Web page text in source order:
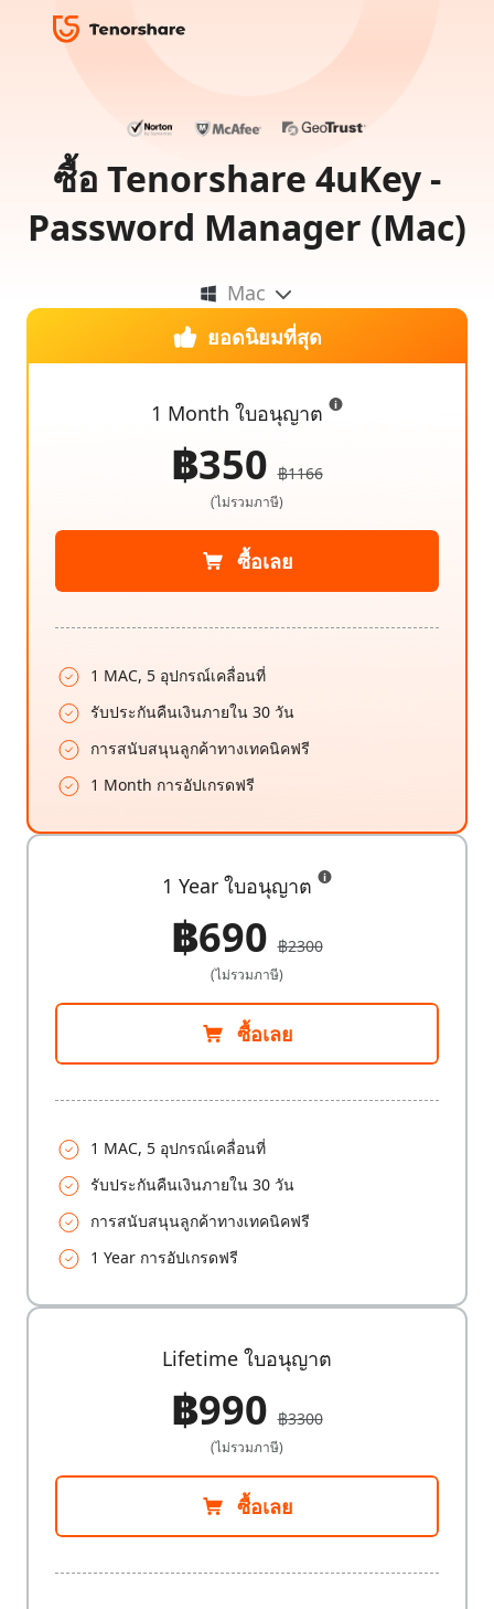
ซื้อ Tenorshare 4uKey -
Password Manager (Mac)
Mac
1 Year ใบอนุญาต
฿690฿2300
(ไม่รวมภาษี)
ซื้อเลย
1 MAC, 5 อุปกรณ์เคลื่อนที่
รับประกันคืนเงินภายใน 30 วัน
การสนับสนุนลูกค้าทางเทคนิคฟรี
1 Year การอัปเกรดฟรี
ยอดนิยมที่สุด
1 Month ใบอนุญาต
฿350฿1166
(ไม่รวมภาษี)
ซื้อเลย
1 MAC, 5 อุปกรณ์เคลื่อนที่
รับประกันคืนเงินภายใน 30 วัน
การสนับสนุนลูกค้าทางเทคนิคฟรี
1 Month การอัปเกรดฟรี
Lifetime ใบอนุญาต
฿990฿3300
(ไม่รวมภาษี)
ซื้อเลย